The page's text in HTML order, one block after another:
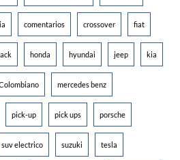
comentarios crossover fiat
honda hyundai jeep kia
mercedes benz
pick-up pick ups porsche
suv electrico suzuki tesla